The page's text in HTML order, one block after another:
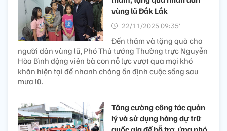
vùng lũ Đắk Lắk
22/11/2025 09:35’
Đến thăm và tặng quà cho
người dân vùng lũ, Phó Thủ tướng Thường trực Nguyễn
Hòa Bình động viên bà con nỗ lực vượt qua mọi khó
khăn hiện tại để nhanh chóng ổn định cuộc sống sau
mưa lũ.
Tăng cường công tác quản
lý và sử dụng hàng dự trữ